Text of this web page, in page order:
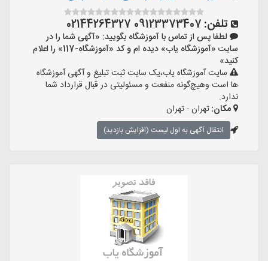
تلفن: 09123373407 02144264327
لطفا پس از تماس با آموزشگاه بگویید: «آگهی شما را در
سایت «آموزشگاه یاب» دیده ام و کد «آموزشگاه-117» را اعلام
کنید»
سایت آموزشگاه یاب،یک سایت ثبت تبلیغ و آگهی آموزشگاه
ها است وهیچ‌گونه منفعت و مسئولیتی در قبال قرارداد شما
ندارد.
مکان:تهران - تهران
انتقال آگهی به اول لیست (افزایش بازدید)